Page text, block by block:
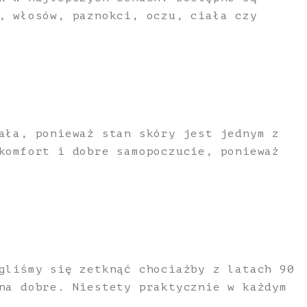
paznokci, oczu, ciała czy
ponieważ stan skóry jest jednym z
i dobre samopoczucie, ponieważ
się zetknąć chociażby z latach 90
dobre. Niestety praktycznie w każdym